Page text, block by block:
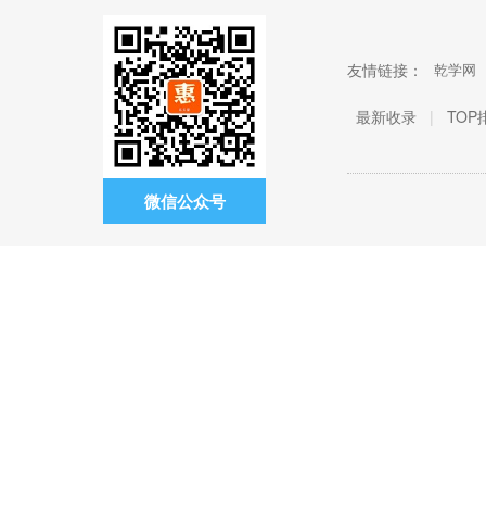
微信公众号
友情链接： 乾学网
最新收录 | TOP